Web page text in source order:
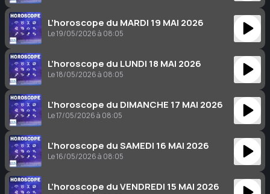
L’horoscope du MARDI 19 MAI 2026
Le 19/05/2026 à 08:05
L’horoscope du LUNDI 18 MAI 2026
Le 18/05/2026 à 08:05
L’horoscope du DIMANCHE 17 MAI 2026
Le 17/05/2026 à 08:05
L’horoscope du SAMEDI 16 MAI 2026
Le 16/05/2026 à 08:05
L’horoscope du VENDREDI 15 MAI 2026